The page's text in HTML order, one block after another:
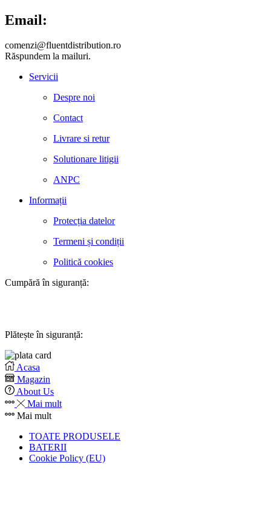
Email:
comenzi@fluentdistribution.ro
Răspundem la mailuri.
Servicii
Despre noi
Contact
Livrare si retur
Solutionare litigii
ANPC
Informații
Protecția datelor
Termeni și condiții
Politică cookies
Cumpără în siguranță:
Plătește în siguranță:
Acasa
Magazin
About Us
Mai mult
Mai mult
TOATE PRODUSELE
BATERII
Cookie Policy (EU)